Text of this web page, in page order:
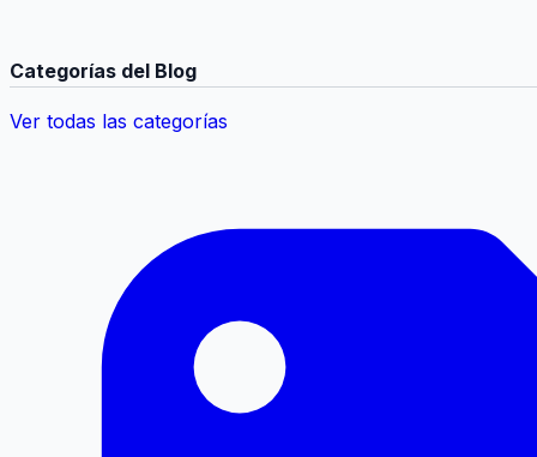
Categorías del Blog
Ver todas las categorías